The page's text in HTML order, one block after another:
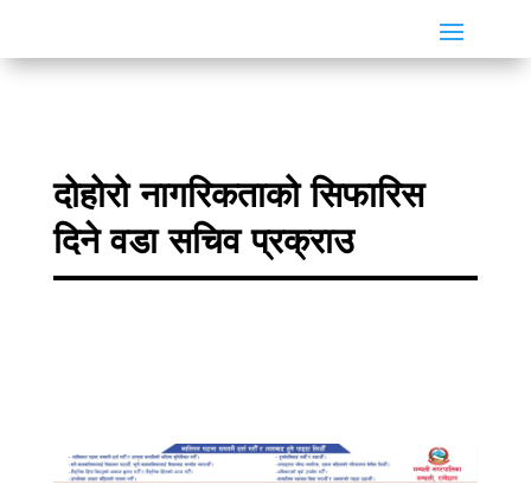
दोहोरो नागरिकताको सिफारिस
दिने वडा सचिव प्रक्राउ